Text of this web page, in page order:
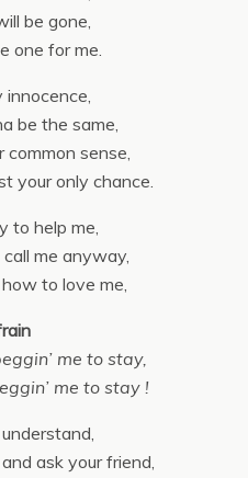
be gone,
one for me.
innocence,
be the same,
common sense,
your only chance.
to help me,
me anyway,
to love me,
me to stay,
me to stay !
ask your friend,